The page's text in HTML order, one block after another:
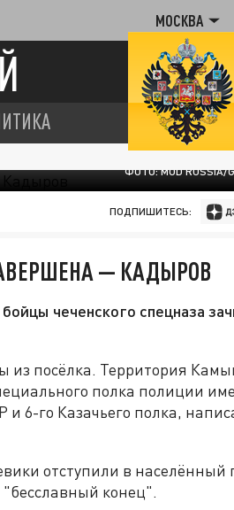
МОСКВА
ФОТО: MOD RUSSIA/
ПОДПИШИТЕСЬ:
— КАДЫРОВ
чеченского спецназа
из посёлка. Территория
полка полиции
6-го Казачьего полка,
отступили в населённый
конец".